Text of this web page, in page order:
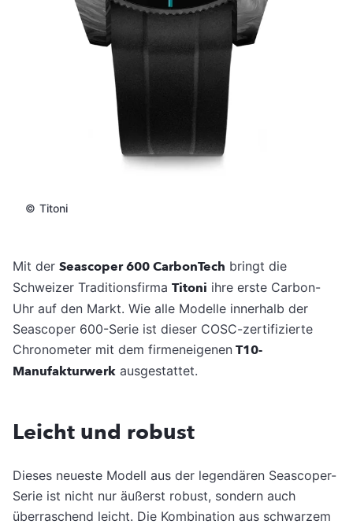
© Titoni
Mit der Seascoper 600 CarbonTech bringt die
Schweizer Traditionsfirma Titoni ihre erste Carbon-
Uhr auf den Markt. Wie alle Modelle innerhalb der
Seascoper 600-Serie ist dieser COSC-zertifizierte
Chronometer mit dem firmeneigenen T10-
Manufakturwerk ausgestattet.
Leicht und robust
Dieses neueste Modell aus der legendären Seascoper-
Serie ist nicht nur äußerst robust, sondern auch
überraschend leicht. Die Kombination aus schwarzem